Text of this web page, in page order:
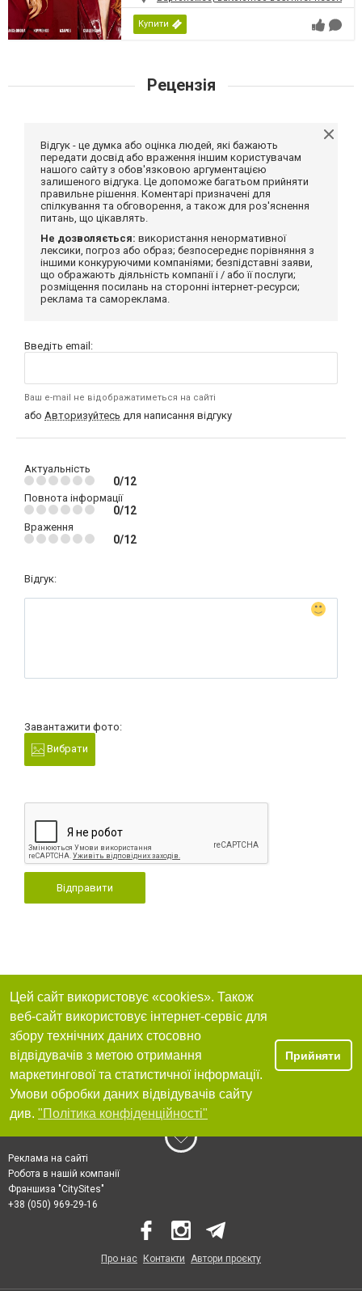
Купити
Рецензія
Відгук - це думка або оцінка людей, які бажають
передати досвід або враження іншим користувачам
нашого сайту з обов'язковою аргументацією
залишеного відгука. Це допоможе багатьом прийняти
правильне рішення. Коментарі призначені для
спілкування та обговорення, а також для роз'яснення
питань, що цікавлять.
Не дозволяється: використання ненормативної
лексики, погроз або образ; безпосереднє порівняння з
іншими конкуруючими компаніями; безпідставні заяви,
що ображають діяльність компанії і / або її послуги;
розміщення посилань на сторонні інтернет-ресурси;
реклама та самореклама.
Введіть email:
Ваш e-mail не відображатиметься на сайті
або Авторизуйтесь для написання відгуку
Актуальність
0/12
Повнота інформації
0/12
Враження
0/12
Відгук:
Завантажити фото:
Вибрати
Відправити
Цей сайт використовує «cookies». Також
веб-сайт використовує інтернет-сервіс для
збору технічних даних стосовно
відвідувачів з метою отримання
маркетингової та статистичної інформації.
Умови обробки даних відвідувачів сайту
див. "Політика конфіденційності"
Прийняти
Реклама на сайті
Робота в нашій компанії
Франшиза "CitySites"
+38 (050) 969-29-16
Про нас Контакти Автори проєкту